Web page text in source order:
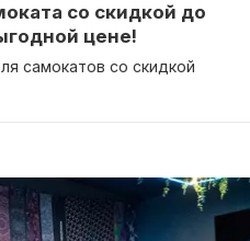
со скидкой до
цене!
самокатов со скидкой